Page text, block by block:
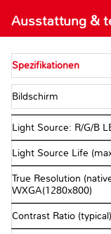
Ausstattung &
Spezifikationen
Bildschirm
Light Source: R/G/B
Light Source Life
True Resolution
WXGA(1280x800)
Contrast Ratio